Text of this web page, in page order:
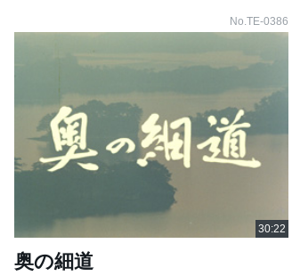
No.TE-0386
奥の細道